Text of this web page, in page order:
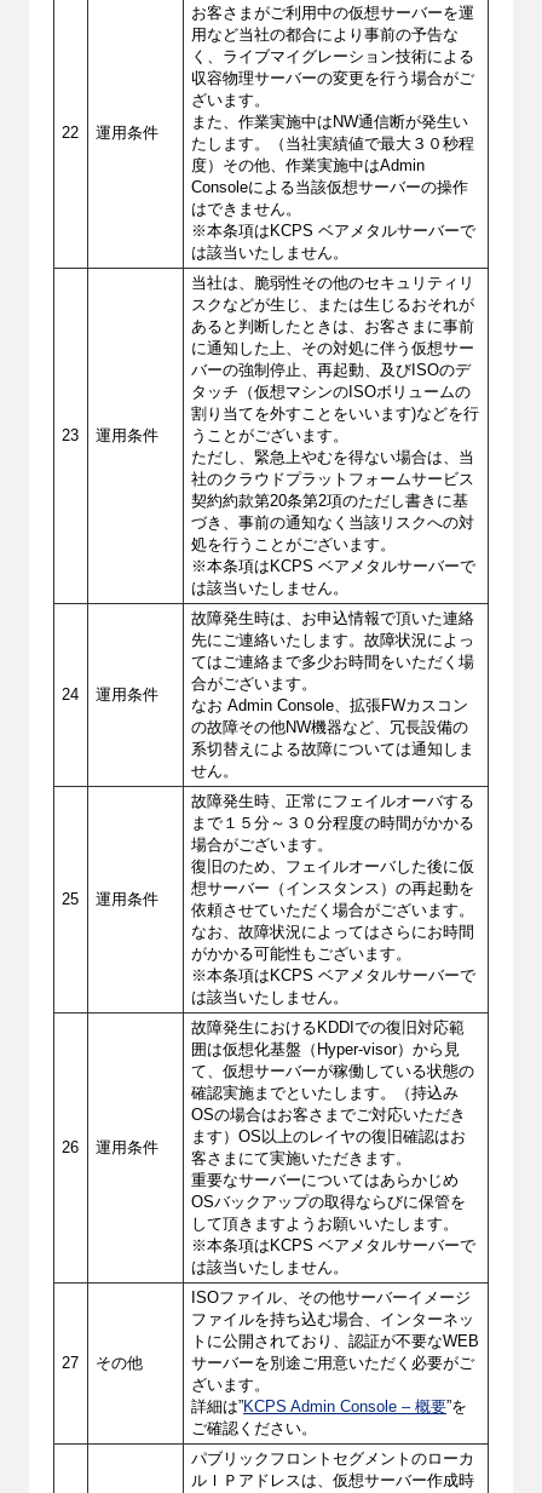
22 運用条件
お客さまがご利用中の仮想サーバーを運
用など当社の都合により事前の予告な
く、ライブマイグレーション技術による
収容物理サーバーの変更を行う場合がご
ざいます。
また、作業実施中はNW通信断が発生い
たします。（当社実績値で最大３０秒程
度）その他、作業実施中はAdmin
Consoleによる当該仮想サーバーの操作
はできません。
※本条項はKCPS ベアメタルサーバーで
は該当いたしません。
23 運用条件
当社は、脆弱性その他のセキュリティリ
スクなどが生じ、または生じるおそれが
あると判断したときは、お客さまに事前
に通知した上、その対処に伴う仮想サー
バーの強制停止、再起動、及びISOのデ
タッチ（仮想マシンのISOボリュームの
割り当てを外すことをいいます)などを行
うことがございます。
ただし、緊急上やむを得ない場合は、当
社のクラウドプラットフォームサービス
契約約款第20条第2項のただし書きに基
づき、事前の通知なく当該リスクへの対
処を行うことがございます。
※本条項はKCPS ベアメタルサーバーで
は該当いたしません。
24 運用条件
故障発生時は、お申込情報で頂いた連絡
先にご連絡いたします。故障状況によっ
てはご連絡まで多少お時間をいただく場
合がございます。
なお Admin Console、拡張FWカスコン
の故障その他NW機器など、冗長設備の
系切替えによる故障については通知しま
せん。
25 運用条件
故障発生時、正常にフェイルオーバする
まで１５分～３０分程度の時間がかかる
場合がございます。
復旧のため、フェイルオーバした後に仮
想サーバー（インスタンス）の再起動を
依頼させていただく場合がございます。
なお、故障状況によってはさらにお時間
がかかる可能性もございます。
※本条項はKCPS ベアメタルサーバーで
は該当いたしません。
26 運用条件
故障発生におけるKDDIでの復旧対応範
囲は仮想化基盤（Hyper-visor）から見
て、仮想サーバーが稼働している状態の
確認実施までといたします。（持込み
OSの場合はお客さまでご対応いただき
ます）OS以上のレイヤの復旧確認はお
客さまにて実施いただきます。
重要なサーバーについてはあらかじめ
OSバックアップの取得ならびに保管を
して頂きますようお願いいたします。
※本条項はKCPS ベアメタルサーバーで
は該当いたしません。
27 その他
ISOファイル、その他サーバーイメージ
ファイルを持ち込む場合、インターネッ
トに公開されており、認証が不要なWEB
サーバーを別途ご用意いただく必要がご
ざいます。
詳細は”KCPS Admin Console – 概要”を
ご確認ください。
パブリックフロントセグメントのローカ
ルＩＰアドレスは、仮想サーバー作成時